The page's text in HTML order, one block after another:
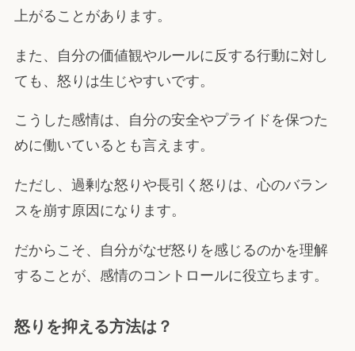
上がることがあります。
また、自分の価値観やルールに反する行動に対し
ても、怒りは生じやすいです。
こうした感情は、自分の安全やプライドを保つた
めに働いているとも言えます。
ただし、過剰な怒りや長引く怒りは、心のバラン
スを崩す原因になります。
だからこそ、自分がなぜ怒りを感じるのかを理解
することが、感情のコントロールに役立ちます。
怒りを抑える方法は？